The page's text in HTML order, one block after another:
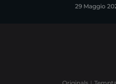
29 Maggio